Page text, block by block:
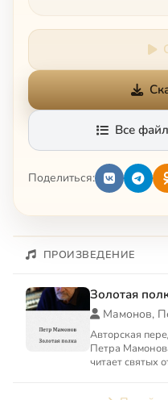
Все
Поделиться:
ПРОИЗВЕДЕНИЕ
Золотая
Мамонов,
Авторская
Петра
читает святых